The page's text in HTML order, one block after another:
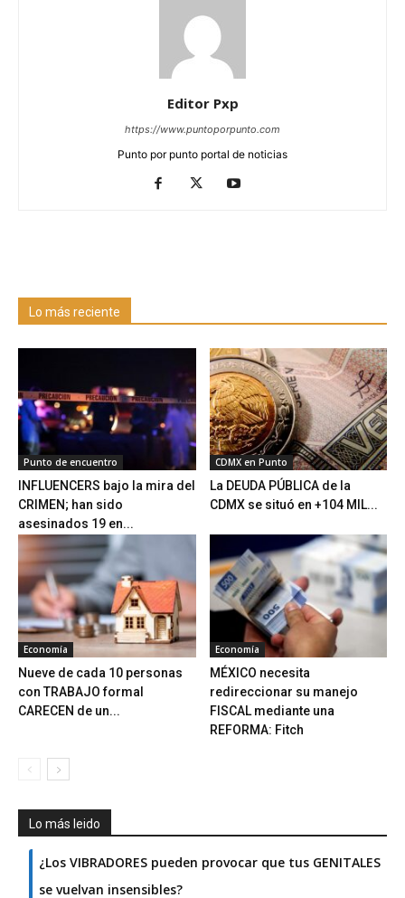
Editor Pxp
https://www.puntoporpunto.com
Punto por punto portal de noticias
Lo más reciente
Punto de encuentro
INFLUENCERS bajo la mira del
CRIMEN; han sido
asesinados 19 en...
CDMX en Punto
La DEUDA PÚBLICA de la
CDMX se situó en +104 MIL...
Economía
Nueve de cada 10 personas
con TRABAJO formal
CARECEN de un...
Economía
MÉXICO necesita
redireccionar su manejo
FISCAL mediante una
REFORMA: Fitch
Lo más leido
¿Los VIBRADORES pueden provocar que tus GENITALES
se vuelvan insensibles?